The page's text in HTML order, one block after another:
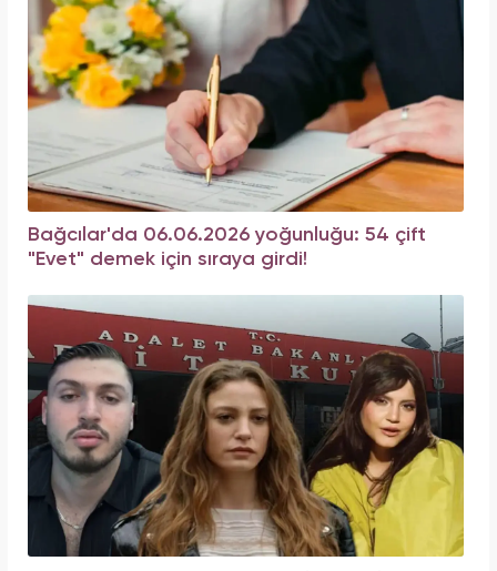
Bağcılar'da 06.06.2026 yoğunluğu: 54 çift
"Evet" demek için sıraya girdi!